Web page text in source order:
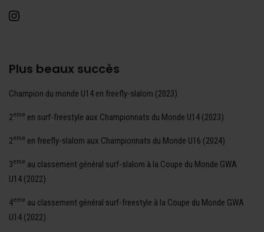
Plus beaux succès
Champion du monde U14 en freefly-slalom (2023)
2eme en surf-freestyle aux Championnats du Monde U14 (2023)
2eme en freefly-slalom aux Championnats du Monde U16 (2024)
3eme au classement général surf-slalom à la Coupe du Monde GWA
U14 (2022)
4eme au classement général surf-freestyle à la Coupe du Monde GWA
U14 (2022)